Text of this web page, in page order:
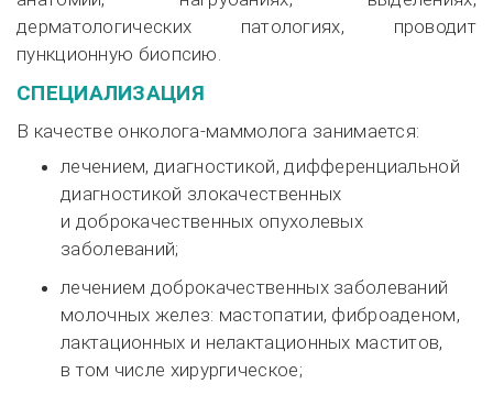
дерматологических патологиях, проводит
пункционную биопсию.
СПЕЦИАЛИЗАЦИЯ
В качестве онколога-маммолога занимается:
лечением, диагностикой, дифференциальной
диагностикой злокачественных
и доброкачественных опухолевых
заболеваний;
лечением доброкачественных заболеваний
молочных желез: мастопатии, фиброаденом,
лактационных и нелактационных маститов,
в том числе хирургическое;